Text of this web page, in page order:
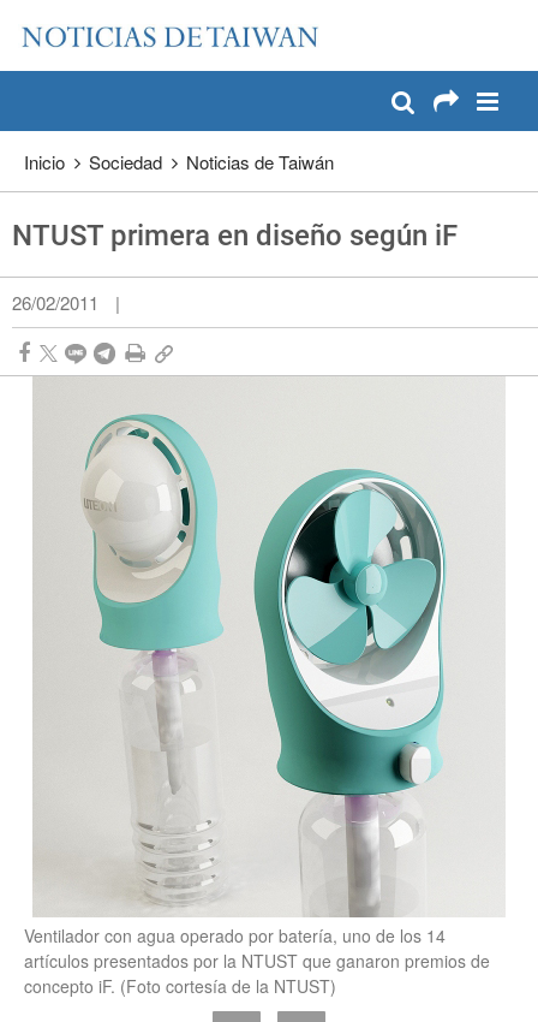
Pase a contenido principal
Inicio Sociedad Noticias de Taiwán
NTUST primera en diseño según iF
26/02/2011 |
Ventilador con agua operado por batería, uno de los 14
artículos presentados por la NTUST que ganaron premios de
concepto iF. (Foto cortesía de la NTUST)